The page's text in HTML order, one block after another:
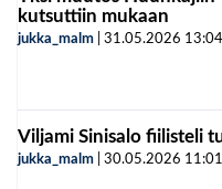
kutsuttiin mukaan
jukka_malm 31.05.2026 13:04
Viljami Sinisalo fiilisteli
jukka_malm 30.05.2026 11:01